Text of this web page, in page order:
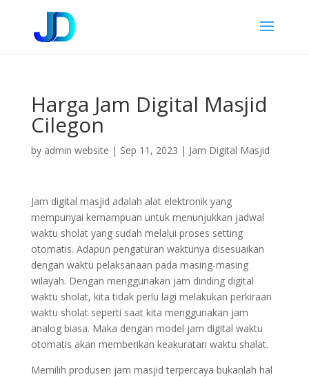
Harga Jam Digital Masjid
Cilegon
by admin website | Sep 11, 2023 | Jam Digital Masjid
Jam digital masjid adalah alat elektronik yang
mempunyai kemampuan untuk menunjukkan jadwal
waktu sholat yang sudah melalui proses setting
otomatis. Adapun pengaturan waktunya disesuaikan
dengan waktu pelaksanaan pada masing-masing
wilayah. Dengan menggunakan jam dinding digital
waktu sholat, kita tidak perlu lagi melakukan perkiraan
waktu sholat seperti saat kita menggunakan jam
analog biasa. Maka dengan model jam digital waktu
otomatis akan memberikan keakuratan waktu shalat.
Memilih produsen jam masjid terpercaya bukanlah hal